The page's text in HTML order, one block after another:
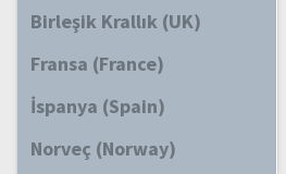
Birleşik Krallık (UK)
Fransa (France)
İspanya (Spain)
Norveç (Norway)